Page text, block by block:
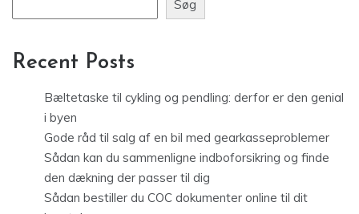
i byen
Gode råd til salg af en bil med gearkasseproblemer
Sådan kan du sammenligne indboforsikring og finde
den dækning der passer til dig
Sådan bestiller du COC dokumenter online til dit
køretøj